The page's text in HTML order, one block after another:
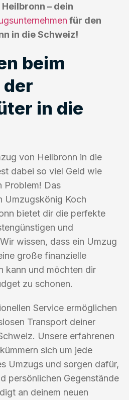
– dein
für den
in die Schweiz!
beim
in die
von Heilbronn in die
dabei so viel Geld wie
Problem! Das
Umzugskönig Koch
bietet dir die perfekte
und
wissen, dass ein Umzug
große finanzielle
kann und möchten dir
zu schonen.
Service ermöglichen
Transport deiner
Unsere erfahrenen
sich um jede
Umzugs und sorgen dafür,
persönlichen Gegenstände
an deinem neuen